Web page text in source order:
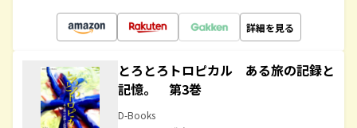
詳細を見る
とろとろトロピカル ある旅の記録と
記憶。 第3巻
D-Books